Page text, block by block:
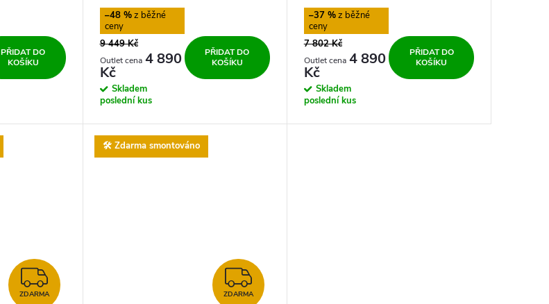
PŘIDAT DO
KOŠÍKU
–48 %
9 449 Kč
4 890
Kč
Skladem
poslední kus
PŘIDAT DO
KOŠÍKU
–37 %
7 802 Kč
4 890
Kč
Skladem
poslední kus
PŘIDAT DO
KOŠÍKU
ZDARMA
ZDARMA
🛠️ Zdarma smontováno
ZDARMA
ZDARMA